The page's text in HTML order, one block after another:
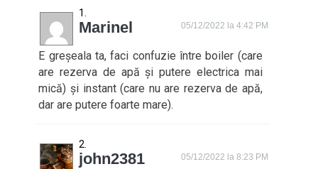
Marinel 05/12/2022 la 4:42 PM
E greșeala ta, faci confuzie între boiler (care
are rezerva de apă și putere electrica mai
mică) și instant (care nu are rezerva de apă,
dar are putere foarte mare).
john2381 05/12/2022 la 8:23 PM